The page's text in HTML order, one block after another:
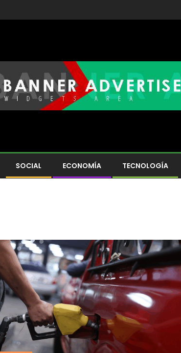
SOCIAL ECONOMÍA TECNOLOGÍA